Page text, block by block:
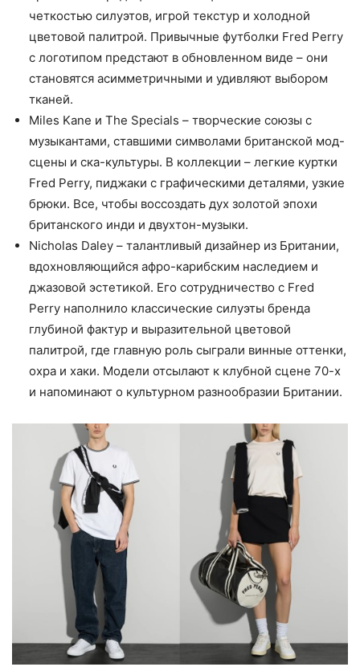
четкостью силуэтов, игрой текстур и холодной
цветовой палитрой. Привычные футболки Fred Perry
с логотипом предстают в обновленном виде – они
становятся асимметричными и удивляют выбором
тканей.
Miles Kane и The Specials – творческие союзы с
музыкантами, ставшими символами британской мод-
сцены и ска-культуры. В коллекции – легкие куртки
Fred Perry, пиджаки с графическими деталями, узкие
брюки. Все, чтобы воссоздать дух золотой эпохи
британского инди и двухтон-музыки.
Nicholas Daley – талантливый дизайнер из Британии,
вдохновляющийся афро-карибским наследием и
джазовой эстетикой. Его сотрудничество с Fred
Perry наполнило классические силуэты бренда
глубиной фактур и выразительной цветовой
палитрой, где главную роль сыграли винные оттенки,
охра и хаки. Модели отсылают к клубной сцене 70-х
и напоминают о культурном разнообразии Британии.